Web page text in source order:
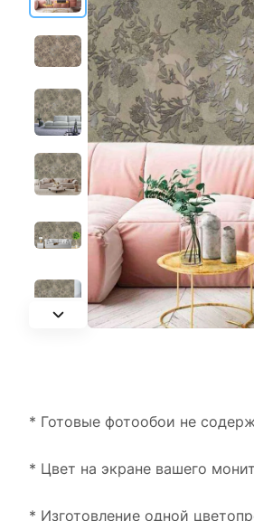
* Готовые фотообои не
* Цвет на экране вашего
* Изготовление одной